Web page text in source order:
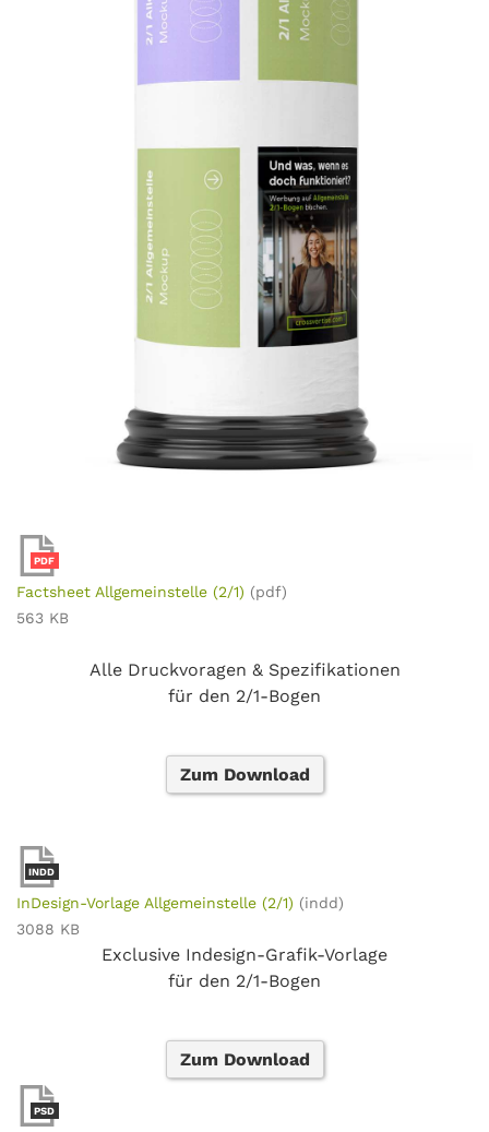
PDF
Factsheet Allgemeinstelle (2/1) (pdf)
563 KB
Alle Druckvoragen & Spezifikationen
für den 2/1-Bogen
Zum Download
INDD
InDesign-Vorlage Allgemeinstelle (2/1) (indd)
3088 KB
Exclusive Indesign-Grafik-Vorlage
für den 2/1-Bogen
Zum Download
PSD